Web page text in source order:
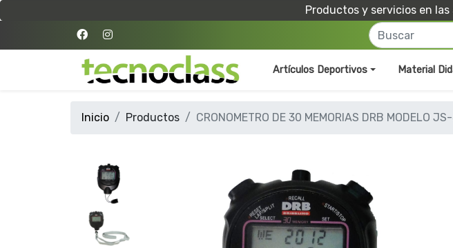
Productos y servicios en
Artículos Deportivos Material
Inicio Productos CRONOMETRO DE 30 MEMORIAS DRB MODELO